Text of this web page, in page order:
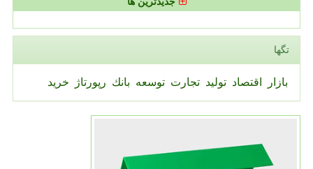
تگها
بازار اقتصاد تولید تجارت توسعه بانك رپورتاژ خرید